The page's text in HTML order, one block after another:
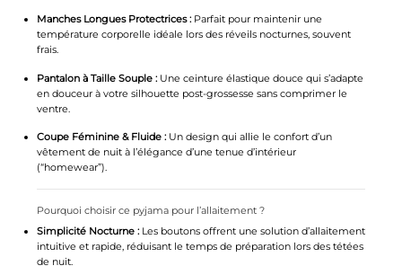
Manches Longues Protectrices :Parfait pour maintenir une
température corporelle idéale lors des réveils nocturnes, souvent
frais.
Pantalon à Taille Souple :Une ceinture élastique douce qui s’adapte
en douceur à votre silhouette post-grossesse sans comprimer le
ventre.
Coupe Féminine & Fluide :Un design qui allie le confort d’un
vêtement de nuit à l’élégance d’une tenue d’intérieur
(“homewear”).
Pourquoi choisir ce pyjama pour l’allaitement ?
Simplicité Nocturne :Les boutons offrent une solution d’allaitement
intuitive et rapide, réduisant le temps de préparation lors des tétées
de nuit.